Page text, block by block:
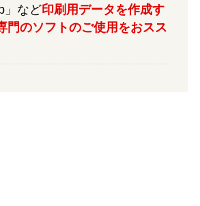
」など印刷用データを作成す
門のソフトのご使用をおスス